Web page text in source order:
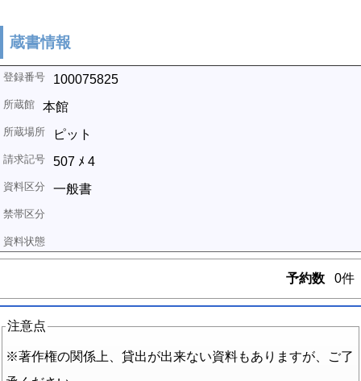
蔵書情報
100075825
本館
ピット
507 ﾒ 4
一般書
予約数 0件
注意点
※著作権の関係上、貸出が出来ない資料もありますが、ご了